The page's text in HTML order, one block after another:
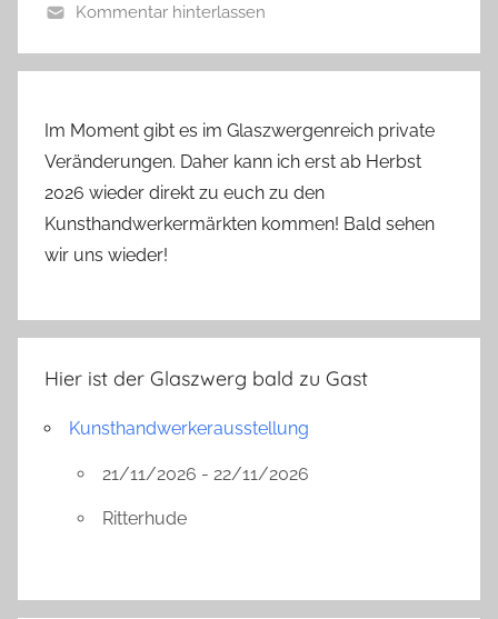
Kommentar hinterlassen
Im Moment gibt es im Glaszwergenreich private
Veränderungen. Daher kann ich erst ab Herbst
2026 wieder direkt zu euch zu den
Kunsthandwerkermärkten kommen! Bald sehen
wir uns wieder!
Hier ist der Glaszwerg bald zu Gast
Kunsthandwerkerausstellung
21/11/2026 - 22/11/2026
Ritterhude